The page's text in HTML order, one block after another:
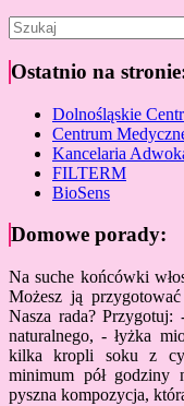
Ostatnio na
Dolnośląskie
Centrum
Kancelaria
FILTERM
BioSens
Domowe porady:
Na suche końcówki
Możesz ją
Nasza rada?
naturalnego, - łyżka
kilka kropli soku z
minimum pół godziny
pyszna kompozycja,